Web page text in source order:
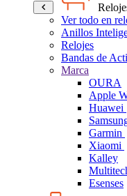
Ver todo en
Anillos
Relojes
Bandas de
Marca
OURA
Apple
Huawei
Garmin
Xiaomi
Kalley
Esenses